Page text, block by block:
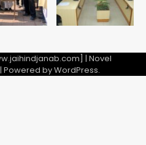
| Novel
Powered byWordPress.